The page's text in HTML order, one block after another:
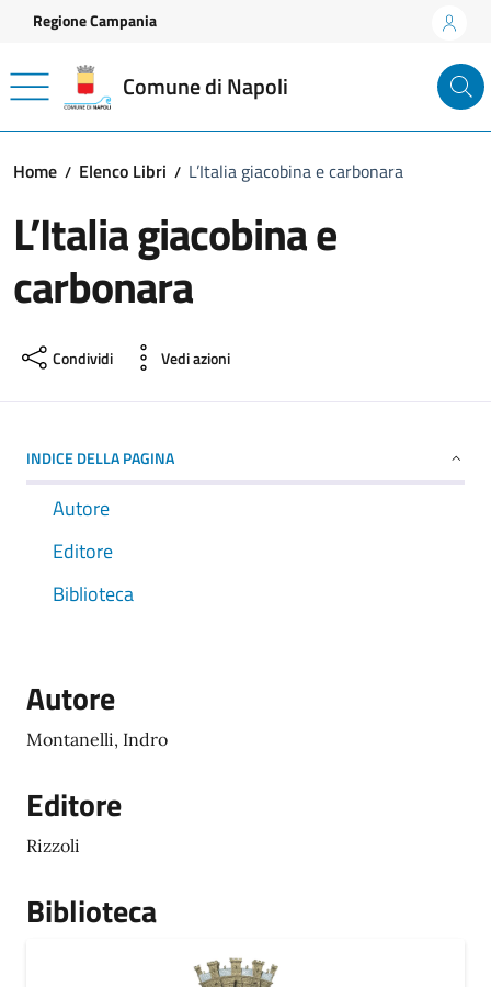
Vai ai contenuti
Vai al footer
Regione Campania
Comune di Napoli
Home Elenco Libri L’Italia giacobina e carbonara
L’Italia giacobina e
carbonara
Condividi Vedi azioni
INDICE DELLA PAGINA
Autore
Editore
Biblioteca
Autore
Montanelli, Indro
Editore
Rizzoli
Biblioteca